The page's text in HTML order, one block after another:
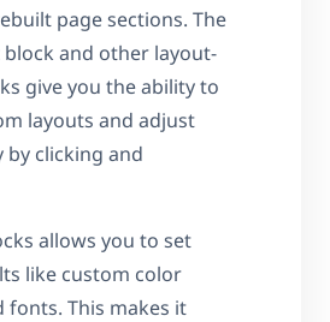
page sections. The
block and other layout-
give you the ability to
layouts and adjust
by clicking and
allows you to set
like custom color
fonts. This makes it